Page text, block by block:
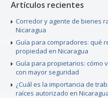
Artículos recientes
Corredor y agente de bienes
Nicaragua
Guía para compradores: qué
propiedad en Nicaragua
Guía para propietarios: cómo
con mayor seguridad
¿Cuál es la importancia de
raíces autorizado en